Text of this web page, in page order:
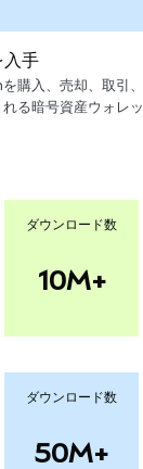
手
購入、売却、取引、
る暗号資産ウォレッ
ダウンロード数
10M+
ダウンロード数
50M+